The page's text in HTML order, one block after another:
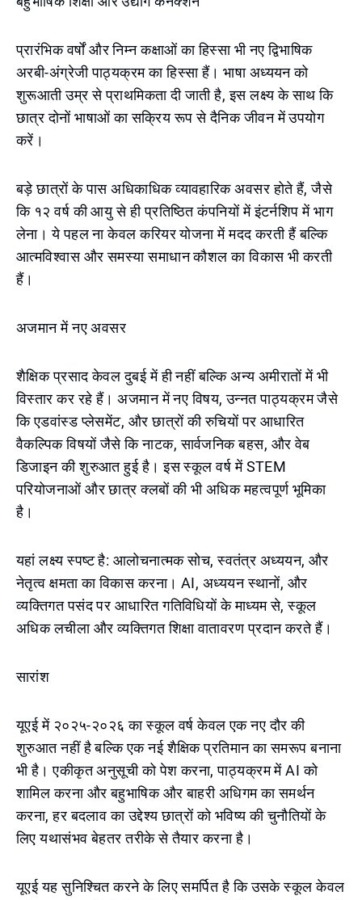
प्रारंभिक वर्षों और निम्न कक्षाओं का हिस्सा भी नए द्विभाषिक
अरबी-अंग्रेजी पाठ्यक्रम का हिस्सा हैं। भाषा अध्ययन को
शुरूआती उम्र से प्राथमिकता दी जाती है, इस लक्ष्य के साथ कि
छात्र दोनों भाषाओं का सक्रिय रूप से दैनिक जीवन में उपयोग
करें।
बड़े छात्रों के पास अधिकाधिक व्यावहारिक अवसर होते हैं, जैसे
कि १२ वर्ष की आयु से ही प्रतिष्ठित कंपनियों में इंटर्नशिप में भाग
लेना। ये पहल ना केवल करियर योजना में मदद करती हैं बल्कि
आत्मविश्वास और समस्या समाधान कौशल का विकास भी करती
हैं।
अजमान में नए अवसर
शैक्षिक प्रसाद केवल दुबई में ही नहीं बल्कि अन्य अमीरातों में भी
विस्तार कर रहे हैं। अजमान में नए विषय, उन्नत पाठ्यक्रम जैसे
कि एडवांस्ड प्लेसमेंट, और छात्रों की रुचियों पर आधारित
वैकल्पिक विषयों जैसे कि नाटक, सार्वजनिक बहस, और वेब
डिजाइन की शुरुआत हुई है। इस स्कूल वर्ष में STEM
परियोजनाओं और छात्र क्लबों की भी अधिक महत्वपूर्ण भूमिका
है।
यहां लक्ष्य स्पष्ट है: आलोचनात्मक सोच, स्वतंत्र अध्ययन, और
नेतृत्व क्षमता का विकास करना। AI, अध्ययन स्थानों, और
व्यक्तिगत पसंद पर आधारित गतिविधियों के माध्यम से, स्कूल
अधिक लचीला और व्यक्तिगत शिक्षा वातावरण प्रदान करते हैं।
सारांश
यूएई में २०२५-२०२६ का स्कूल वर्ष केवल एक नए दौर की
शुरुआत नहीं है बल्कि एक नई शैक्षिक प्रतिमान का समरूप बनाना
भी है। एकीकृत अनुसूची को पेश करना, पाठ्यक्रम में AI को
शामिल करना और बहुभाषिक और बाहरी अधिगम का समर्थन
करना, हर बदलाव का उद्देश्य छात्रों को भविष्य की चुनौतियों के
लिए यथासंभव बेहतर तरीके से तैयार करना है।
यूएई यह सुनिश्चित करने के लिए समर्पित है कि उसके स्कूल केवल